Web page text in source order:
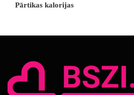
Pārtikas kalorijas